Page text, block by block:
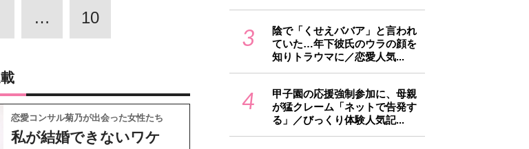
… 10
恋愛コンサル菊乃が出会った女性たち
私が結婚できないワケ
3
陰で「くせえババア」と言われ
ていた…年下彼氏のウラの顔を
知りトラウマに／恋愛人気...
4
甲子園の応援強制参加に、母親
が猛クレーム「ネットで告発す
る」／びっくり体験人気記...